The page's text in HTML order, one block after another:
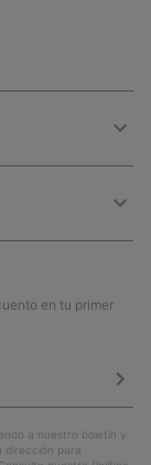
en tu primer
a nuestro boletín y
dirección para